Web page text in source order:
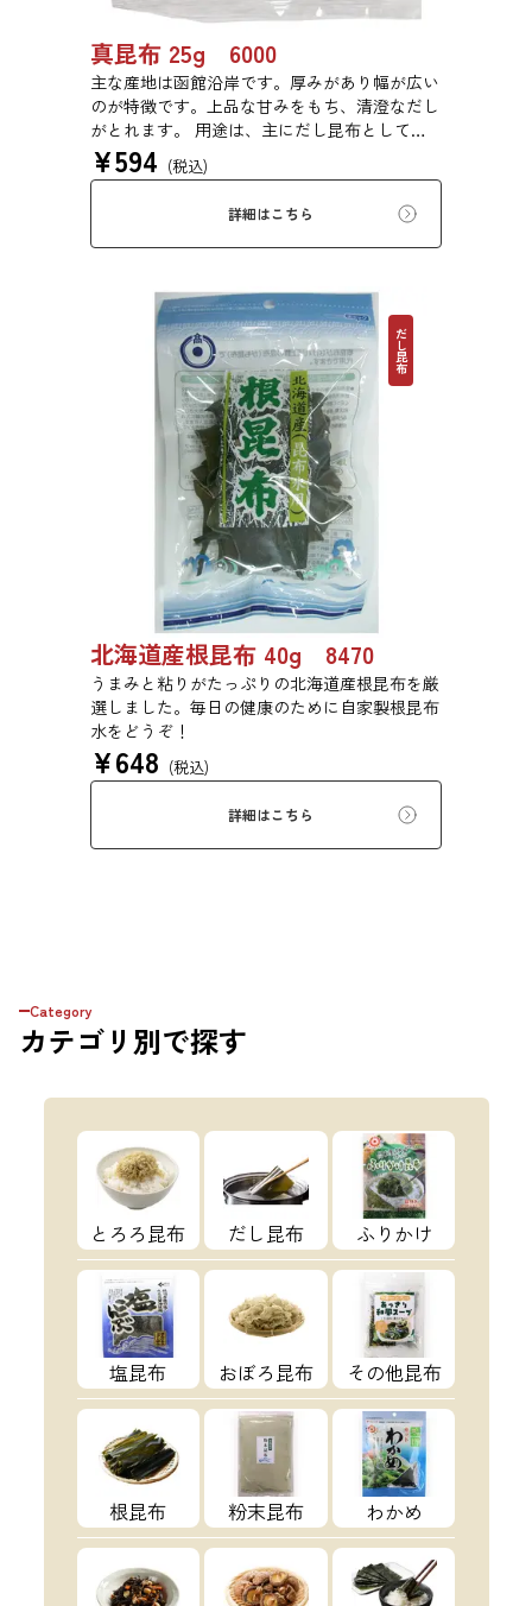
真昆布 25g 6000
主な産地は函館沿岸です。厚みがあり幅が広い
のが特徴です。上品な甘みをもち、清澄なだし
がとれます。 用途は、主にだし昆布として利
用するほか、佃煮や塩昆布などに用いられま
す。
¥594 (税込)
詳細はこちら
だし昆布
北海道産根昆布 40g 8470
うまみと粘りがたっぷりの北海道産根昆布を厳
選しました。毎日の健康のために自家製根昆布
水をどうぞ！
¥648 (税込)
詳細はこちら
Category
カテゴリ 別で探す
とろろ昆布 だし昆布 ふりかけ
塩昆布 おぼろ昆布 その他昆布
根昆布 粉末昆布 わかめ